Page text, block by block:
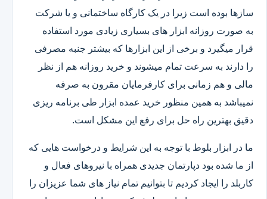
سازها بوده است زیرا در یک کارگاه ساختمانی و یا شرکت
به صورت روزانه ابزار های بسیاری زیادی مورد استفاده
قرار میگیرد و برخی از این ابزارها که بیشتر جنبه مصرفی
را دارند به سرعت تمام میشوند و خرید روزانه هم از نظر
مالی و هم زمانی برای کارفرمایان مقرون به صرفه
نمیباشد به همین منظور خرید عمده ابزار طی برنامه ریزی
دقیق بهترین راه حل برای رفع این مشکل است.
ما در ابزار بلوط با توجه به این شرایط و درخواست هایی که
از ما شده بود دپارتمان جدیدی همراه با نیروهای فعال و
کاربلد را ایجاد کردیم تا بتوانیم تمام نیاز های شما عزیزان را